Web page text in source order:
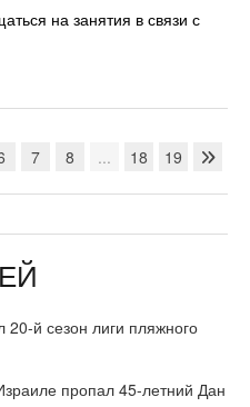
на занятия в связи с
7 8 ... 18 19
20-й сезон лиги пляжного
пропал 45-летний Дан